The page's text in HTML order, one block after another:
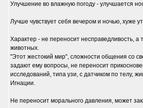
Улучшение во влажную погоду - улучшается
Лучше чувствует себя вечером и ночью, хуже
Характер - не переносит несправедливость,
животных.
"Этот жестокий мир", сложности общения со
задают ему вопросы, не переносит
исследований, типа узи, с датчиком по телу,
Игнации.
Не переносит морального давления, может